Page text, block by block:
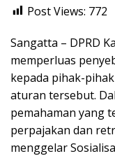
Post Views: 772
Sangatta – DPRD
memperluas
kepada pihak-
aturan tersebut.
pemahaman yang
perpajakan dan
menggelar